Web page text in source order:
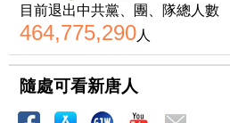
目前退出中共黨、團、隊總人數
464,775,290人
隨處可看新唐人